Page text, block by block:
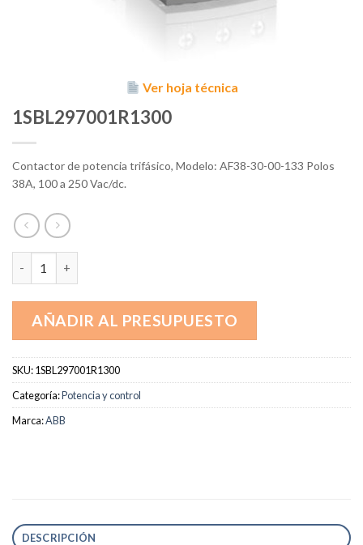
Ver hoja técnica
1SBL297001R1300
Contactor de potencia trifásico, Modelo: AF38-30-00-133 Polos
38A, 100 a 250 Vac/dc.
AÑADIR AL PRESUPUESTO
SKU:1SBL297001R1300
Categoría:Potencia y control
Marca:ABB
DESCRIPCIÓN